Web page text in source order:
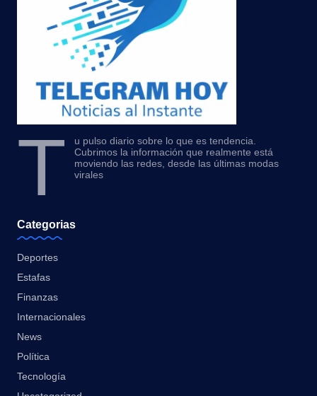
T
u pulso diario sobre lo que es tendencia.
Cubrimos la información que realmente está
moviendo las redes, desde las últimas modas
virales
Categorias
Deportes
Estafas
Finanzas
Internacionales
News
Política
Tecnología